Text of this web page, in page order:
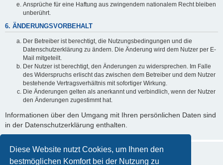
Diese Website nutzt Cookies, um Ihnen den
bestmöglichen Komfort bei der Nutzung zu
Ansprüche für eine Haftung aus zwingendem nationalem Recht bleiben
unberührt.
6. ÄNDERUNGSVORBEHALT
Der Betreiber ist berechtigt, die Nutzungsbedingungen und die
Datenschutzerklärung zu ändern. Die Änderung wird dem Nutzer per E-
Mail mitgeteilt.
Der Nutzer ist berechtigt, den Änderungen zu widersprechen. Im Falle
des Widerspruchs erlischt das zwischen dem Betreiber und dem Nutzer
bestehende Vertragsverhältnis mit sofortiger Wirkung.
Die Änderungen gelten als anerkannt und verbindlich, wenn der Nutzer
den Änderungen zugestimmt hat.
Informationen über den Umgang mit Ihren persönlichen Daten sind
in der Datenschutzerklärung enthalten.